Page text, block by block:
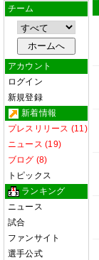
チーム
アカウント
ログイン
新規登録
新着情報
プレスリリース (11)
ニュース (19)
ブログ (8)
トピックス
ランキング
ニュース
試合
ファンサイト
選手公式